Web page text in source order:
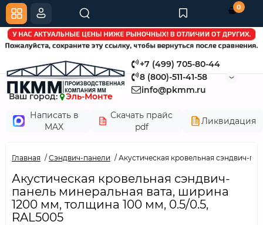
+7 (499) 705-80-44
8 (800)-511-41-58
info@pkmm.ru
Ваш город:
Эль-Монте
Написать в
MAX
Скачать прайс
pdf
Ликвидация
0
Главная Сэндвич-панели Акустическая кровельная сэндвич-
Акустическая кровельная сэндвич-
панель минеральная вата, ширина
1200 мм, толщина 100 мм, 0.5/0.5,
RAL5005